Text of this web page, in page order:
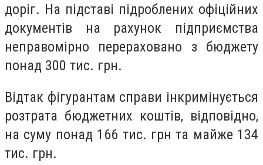
доріг. На підставі підроблених офіційних
документів на рахунок підприємства
неправомірно перераховано з бюджету
понад 300 тис. грн.
Відтак фігурантам справи інкримінується
розтрата бюджетних коштів, відповідно,
на суму понад 166 тис. грн та майже 134
тис. грн.